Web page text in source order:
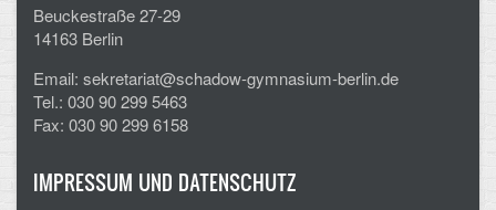
Musische Fächer
ORGANISATION
Beuckestraße 27-29
14163 Berlin
Email: sekretariat@schadow-gymnasium-berlin.de
Tel.: 030 90 299 5463
Fax: 030 90 299 6158
IMPRESSUM UND DATENSCHUTZ